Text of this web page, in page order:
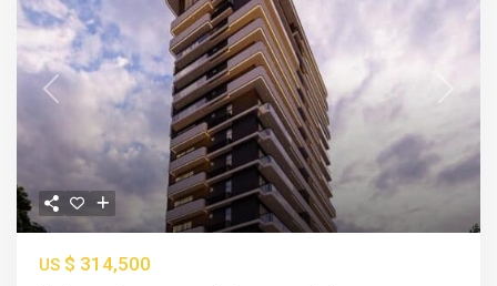
Previous
US $ 314,500